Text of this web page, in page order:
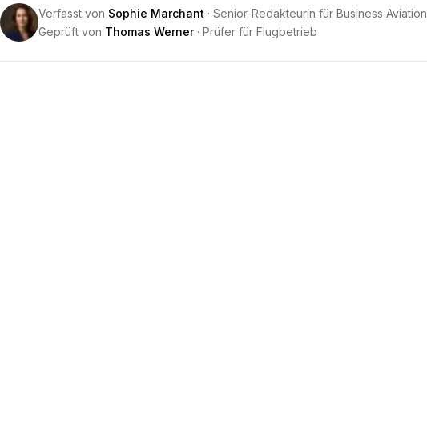
Verfasst von Sophie Marchant · Senior-Redakteurin für Business Aviation
Geprüft von Thomas Werner· Prüfer für Flugbetrieb